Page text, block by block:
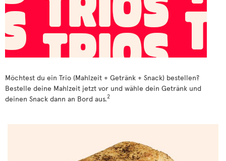
Möchtest du ein Trio (Mahlzeit + Getränk + Snack) bestellen?
Bestelle deine Mahlzeit jetzt vor und wähle dein Getränk und
deinen Snack dann an Bord aus.2